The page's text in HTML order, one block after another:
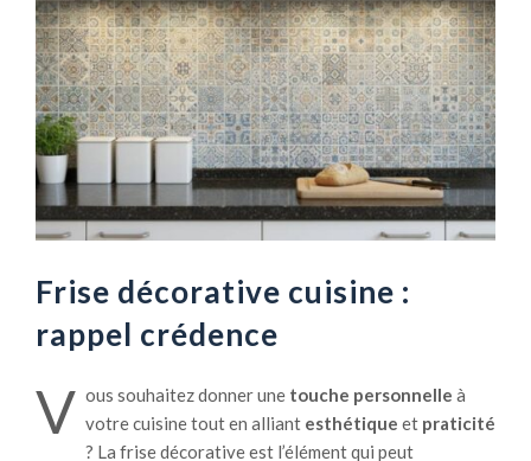
Frise décorative cuisine :
rappel crédence
V ous souhaitez donner une touche personnelle à
votre cuisine tout en alliant esthétique et praticité
? La frise décorative est l’élément qui peut